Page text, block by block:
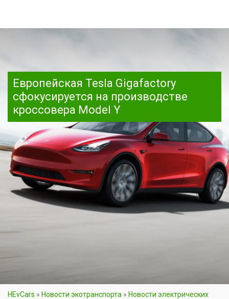
Европейская Tesla Gigafactory
сфокусируется на производстве
кроссовера Model Y
HEvCars » Новости экотранспорта » Новости электрических